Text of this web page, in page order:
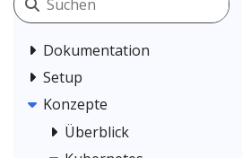
Dokumentation
Setup
Konzepte
Überblick